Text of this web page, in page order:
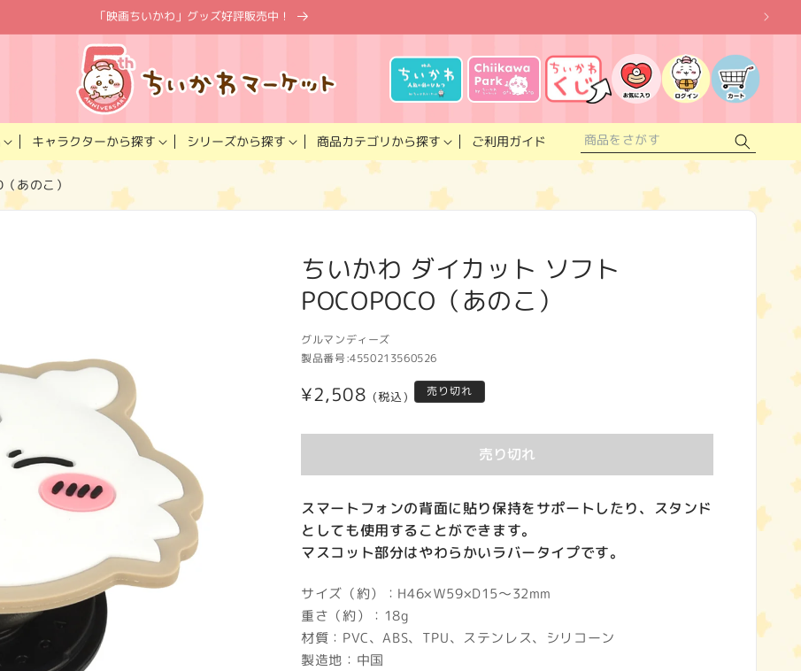
「映画ちいかわ」グッズ好評販売中！
キャラクターから探す シリーズから探す 商品カテゴリから探す ご利用ガイド
入
り
ス
ト
グ
イ
カ
ー
ト
あのこ）
ちいかわ ダイカット ソフト
POCOPOCO（あのこ）
グルマンディーズ
製品番号:4550213560526
通
格
¥2,508 (税込) 売り切れ
売り切れ
スマートフォンの背面に貼り保持をサポートしたり、スタンド
としても使用することができます。
マスコット部分はやわらかいラバータイプです。
サイズ（約）：H46×Ｗ59×D15～32mm
重さ（約）：18g
材質：PVC、ABS、TPU、ステンレス、シリコーン
製造地：中国